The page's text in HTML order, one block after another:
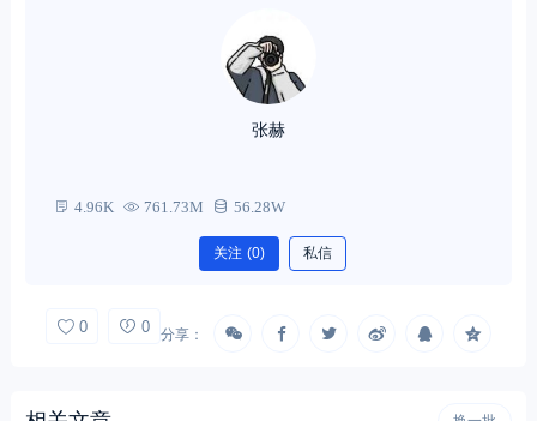
张赫
4.96K 761.73M 56.28W
关注 (0) 私信
0 0 分享：